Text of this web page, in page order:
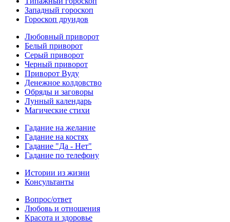
Западный гороскоп
Гороскоп друидов
Любовный приворот
Белый приворот
Серый приворот
Черный приворот
Приворот Вуду
Денежное колдовство
Обряды и заговоры
Лунный календарь
Магические стихи
Гадание на желание
Гадание на костях
Гадание "Да - Нет"
Гадание по телефону
Истории из жизни
Консультанты
Вопрос/ответ
Любовь и отношения
Красота и здоровье